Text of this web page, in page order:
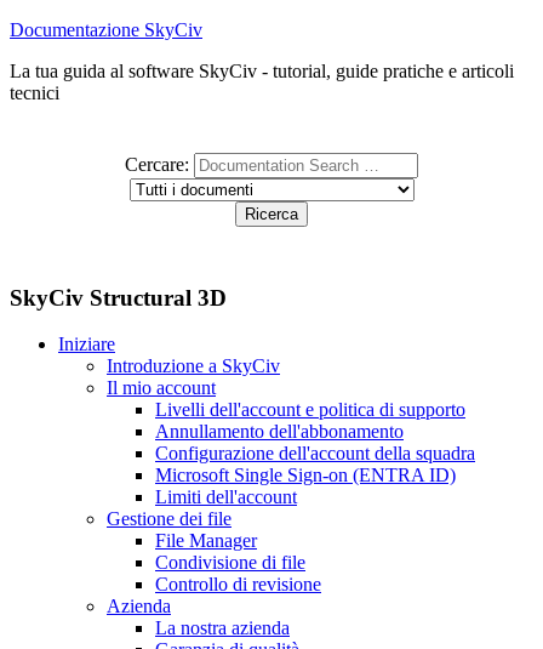
Documentazione SkyCiv
La tua guida al software SkyCiv - tutorial, guide pratiche e articoli
tecnici
Cercare:
SkyCiv Structural 3D
Iniziare
Introduzione a SkyCiv
Il mio account
Livelli dell'account e politica di supporto
Annullamento dell'abbonamento
Configurazione dell'account della squadra
Microsoft Single Sign-on (ENTRA ID)
Limiti dell'account
Gestione dei file
File Manager
Condivisione di file
Controllo di revisione
Azienda
La nostra azienda